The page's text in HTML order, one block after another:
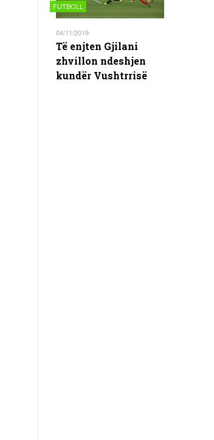
FUTBOLL
04/11/2019
Të enjten Gjilani
zhvillon ndeshjen
kundër Vushtrrisë